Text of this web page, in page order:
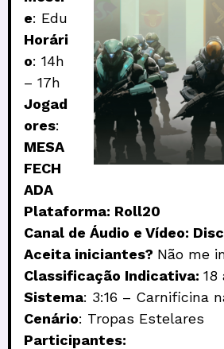
e: Edu
Horári
o: 14h
– 17h
Jogad
ores:
MESA
FECH
ADA
Plataforma: Roll20
Canal de Áudio e Vídeo:
Aceita iniciantes? Não me
Classificação Indicativa: 18
Sistema: 3:16 – Carnificina
Cenário: Tropas Estelares
Participantes: